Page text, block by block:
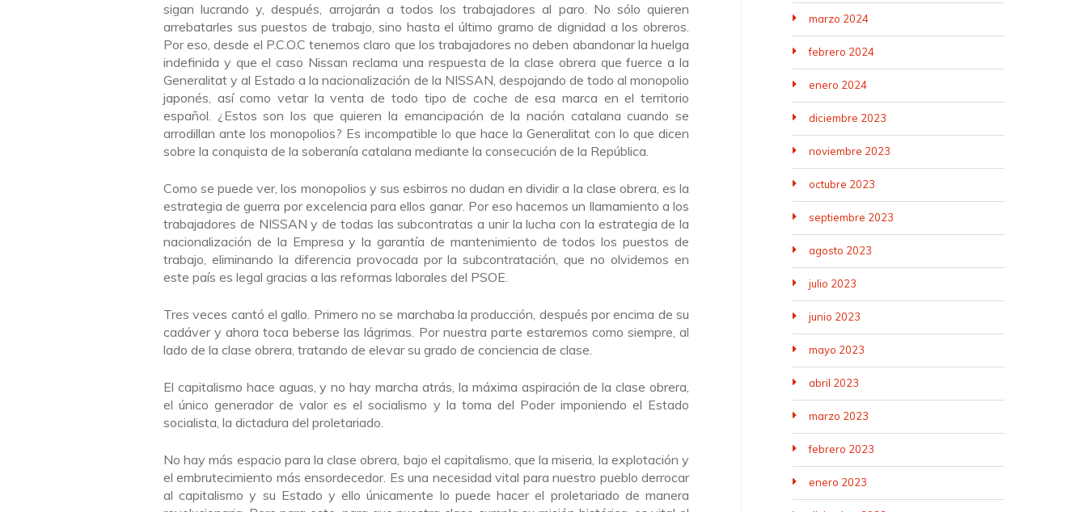
sigan lucrando y, después, arrojarán a todos los trabajadores al paro. No sólo quieren
arrebatarles sus puestos de trabajo, sino hasta el último gramo de dignidad a los obreros.
Por eso, desde el P.C.O.C tenemos claro que los trabajadores no deben abandonar la huelga
indefinida y que el caso Nissan reclama una respuesta de la clase obrera que fuerce a la
Generalitat y al Estado a la nacionalización de la NISSAN, despojando de todo al monopolio
japonés, así como vetar la venta de todo tipo de coche de esa marca en el territorio
español. ¿Estos son los que quieren la emancipación de la nación catalana cuando se
arrodillan ante los monopolios? Es incompatible lo que hace la Generalitat con lo que dicen
sobre la conquista de la soberanía catalana mediante la consecución de la República.
Como se puede ver, los monopolios y sus esbirros no dudan en dividir a la clase obrera, es la
estrategia de guerra por excelencia para ellos ganar. Por eso hacemos un llamamiento a los
trabajadores de NISSAN y de todas las subcontratas a unir la lucha con la estrategia de la
nacionalización de la Empresa y la garantía de mantenimiento de todos los puestos de
trabajo, eliminando la diferencia provocada por la subcontratación, que no olvidemos en
este país es legal gracias a las reformas laborales del PSOE.
Tres veces cantó el gallo. Primero no se marchaba la producción, después por encima de su
cadáver y ahora toca beberse las lágrimas. Por nuestra parte estaremos como siempre, al
lado de la clase obrera, tratando de elevar su grado de conciencia de clase.
El capitalismo hace aguas, y no hay marcha atrás, la máxima aspiración de la clase obrera,
el único generador de valor es el socialismo y la toma del Poder imponiendo el Estado
socialista, la dictadura del proletariado.
No hay más espacio para la clase obrera, bajo el capitalismo, que la miseria, la explotación y
el embrutecimiento más ensordecedor. Es una necesidad vital para nuestro pueblo derrocar
al capitalismo y su Estado y ello únicamente lo puede hacer el proletariado de manera
marzo 2024
febrero 2024
enero 2024
diciembre 2023
noviembre 2023
octubre 2023
septiembre 2023
agosto 2023
julio 2023
junio 2023
mayo 2023
abril 2023
marzo 2023
febrero 2023
enero 2023